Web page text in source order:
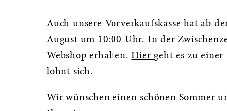
Auch unsere Vorverkaufskasse hat ab
August um 10:00 Uhr. In der
Webshop erhalten.Hier geht es zu
lohnt sich.
Wir wünschen einen schönen Sommer